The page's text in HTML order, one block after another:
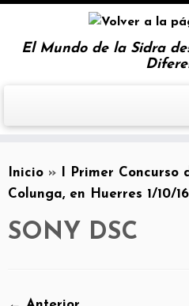
El Mundo de la Sidra
Inicio » I Primer Concurso
Colunga, en Huerres 1/10/16
SONY DSC